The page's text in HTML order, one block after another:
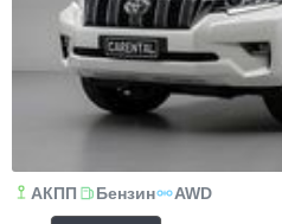
АКПП Бензин AWD